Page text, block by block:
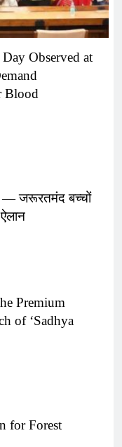
Observed at
Blood
— जरूरतमंद बच्चों
Premium
of ‘Sadhya
for Forest